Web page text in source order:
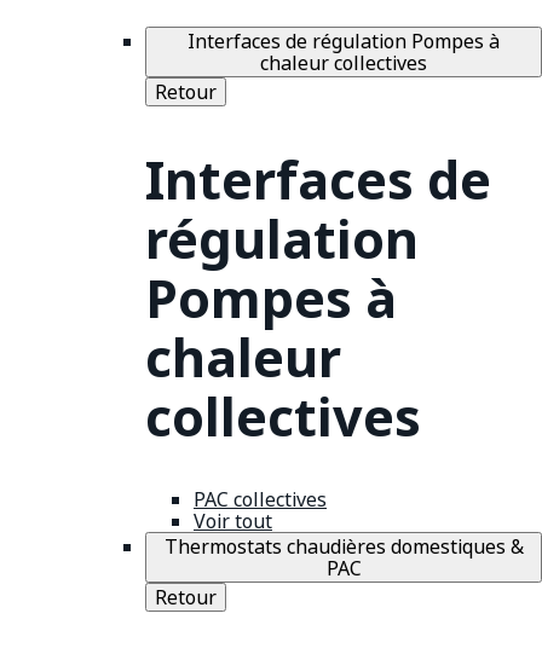
Interfaces de régulation Pompes à
chaleur collectives
Retour
Interfaces de
régulation
Pompes à
chaleur
collectives
PAC collectives
Voir tout
Thermostats chaudières domestiques &
PAC
Retour